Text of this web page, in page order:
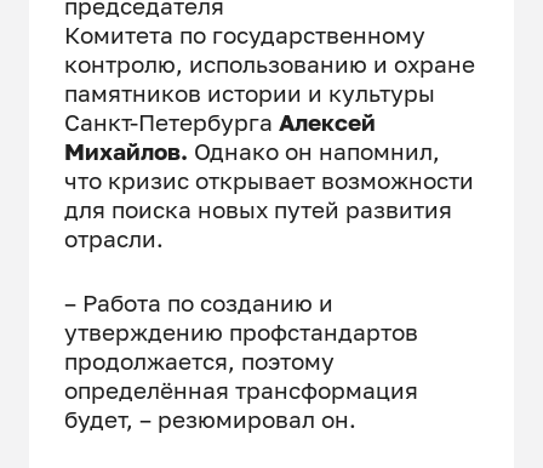
председателя
Комитета по государственному
контролю, использованию и охране
памятников истории и культуры
Санкт-ПетербургаАлексей
Михайлов. Однако он напомнил,
что кризис открывает возможности
для поиска новых путей развития
отрасли.
– Работа по созданию и
утверждению профстандартов
продолжается, поэтому
определённая трансформация
будет, – резюмировал он.